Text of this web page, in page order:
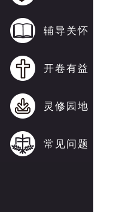
辅导关怀
开卷有益
灵修园地
常见问题